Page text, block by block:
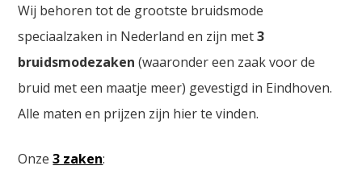
Wij behoren tot de grootste bruidsmode
speciaalzaken in Nederland en zijn met3
bruidsmodezaken (waaronder een zaak voor de
bruid met een maatje meer) gevestigd in Eindhoven.
Alle maten en prijzen zijn hier te vinden.
Onze3 zaken: